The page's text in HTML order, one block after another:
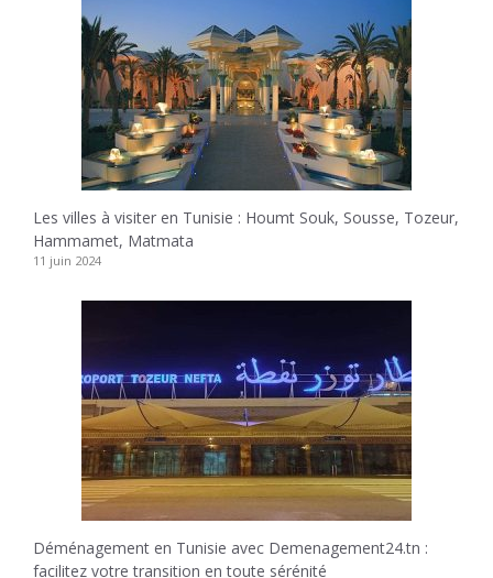
Les villes à visiter en Tunisie : Houmt Souk, Sousse, Tozeur,
Hammamet, Matmata
11 juin 2024
Déménagement en Tunisie avec Demenagement24.tn :
facilitez votre transition en toute sérénité